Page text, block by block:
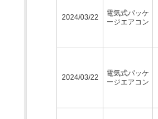
2024/03/22
電気式パッケ
ージエアコン
2024/03/22
電気式パッケ
ージエアコン